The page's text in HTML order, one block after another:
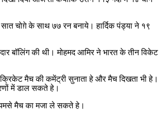
चोग़े के साथ ७७ रन बनाये। हार्दिक पंड्या ने १९
बॉलिंग की थी। मोहमद आमिर ने भारत के तीन विकेट
क्रिकेट मैच की कमेंट्री सुनाता हे और मैच दिखता भी हे।
में डाल सकते हे।
मैच का मजा ले सकते हे।